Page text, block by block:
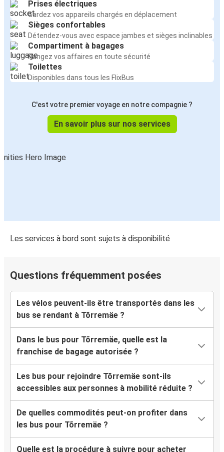
Prises électriques
Gardez vos appareils chargés en déplacement
Sièges confortables
Détendez-vous avec espace jambes et sièges inclinables
Compartiment à bagages
Rangez vos affaires en toute sécurité
Toilettes
Disponibles dans tous les FlixBus
C'est votre premier voyage en notre compagnie ?
En savoir plus sur nos services
Les services à bord sont sujets à disponibilité
Questions fréquemment posées
Les vélos peuvent-ils être transportés dans les
bus se rendant à Tõrremäe ?
Dans le bus pour Tõrremäe, quelle est la
franchise de bagage autorisée ?
Les bus pour rejoindre Tõrremäe sont-ils
accessibles aux personnes à mobilité réduite ?
De quelles commodités peut-on profiter dans
les bus pour Tõrremäe ?
Quelle est la procédure à suivre pour acheter